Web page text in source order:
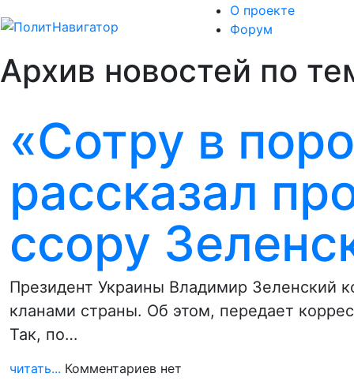
О проекте
Форум
Архив новостей по
«Сотру в
рассказал
ссору
Президент Украины Владимир Зеленский
кланами страны. Об этом, передает
Так, по…
читать... Комментариев нет